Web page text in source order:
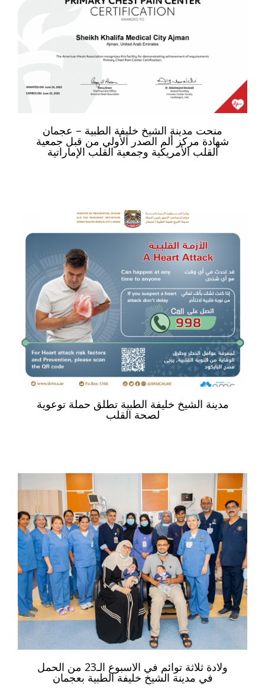
منحت مدينة الشيخ خليفة الطبية – عجمان
شهادة مركز ألم الصدر الأولي من قبل جمعية
القلب الأمريكية وجمعية القلب الإماراتية
مدينة الشيخ خليفة الطبية تطلق حملة توعوية
لصحة القلب
ولادة ثلاثة توائم في الاسبوع الـ23 من الحمل
في مدينة الشيخ خليفة الطبية بعجمان